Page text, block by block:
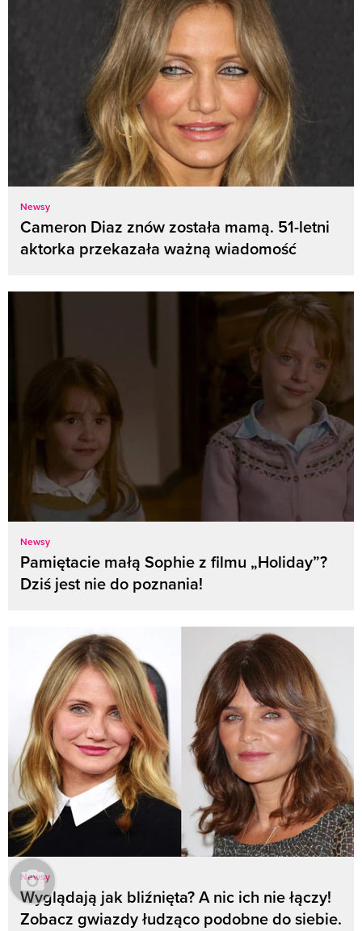
Newsy
Cameron Diaz znów została mamą. 51-letni
aktorka przekazała ważną wiadomość
Newsy
Pamiętacie małą Sophie z filmu „Holiday”?
Dziś jest nie do poznania!
Newsy
Wyglądają jak bliźnięta? A nic ich nie łączy!
Zobacz gwiazdy łudząco podobne do siebie.